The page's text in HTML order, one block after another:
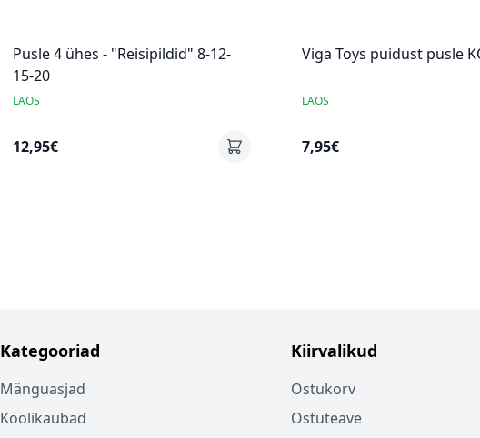
Pusle 4 ühes - "Reisipildid" 8-12-
15-20
LAOS
12,95€
Viga Toys puidust pusle
LAOS
7,95€
Kategooriad
Mänguasjad
Koolikaubad
Kiirvalikud
Ostukorv
Ostuteave